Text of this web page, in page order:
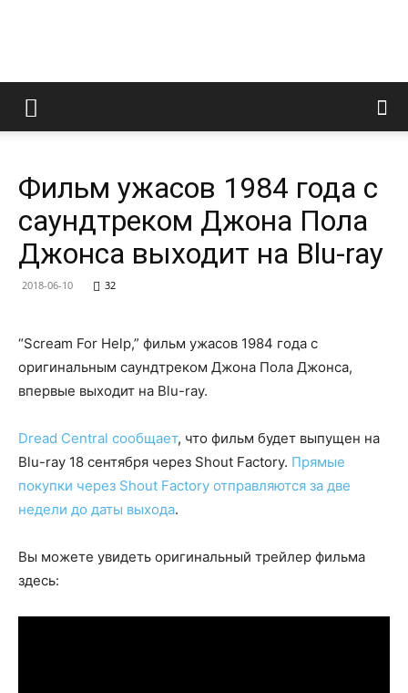
LedZeppelin.Ru
Фильм ужасов 1984 года с
саундтреком Джона Пола
Джонса выходит на Blu-ray
2018-06-10 32
“Scream For Help,” фильм ужасов 1984 года с
оригинальным саундтреком Джона Пола Джонса,
впервые выходит на Blu-ray.
Dread Central сообщает, что фильм будет выпущен на
Blu-ray 18 сентября через Shout Factory. Прямые
покупки через Shout Factory отправляются за две
недели до даты выхода.
Вы можете увидеть оригинальный трейлер фильма
здесь: